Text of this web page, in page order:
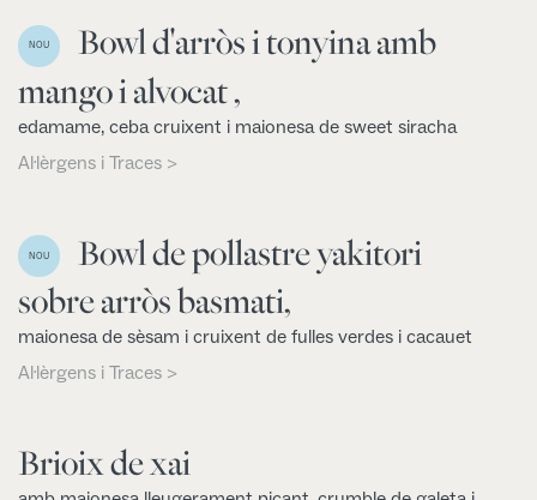
NOU
Bowl d'arròs i tonyina amb
mango i alvocat ,
edamame, ceba cruixent i maionesa de sweet siracha
Al·lèrgens i Traces >
NOU
Bowl de pollastre yakitori
sobre arròs basmati,
maionesa de sèsam i cruixent de fulles verdes i cacauet
Al·lèrgens i Traces >
Brioix de xai